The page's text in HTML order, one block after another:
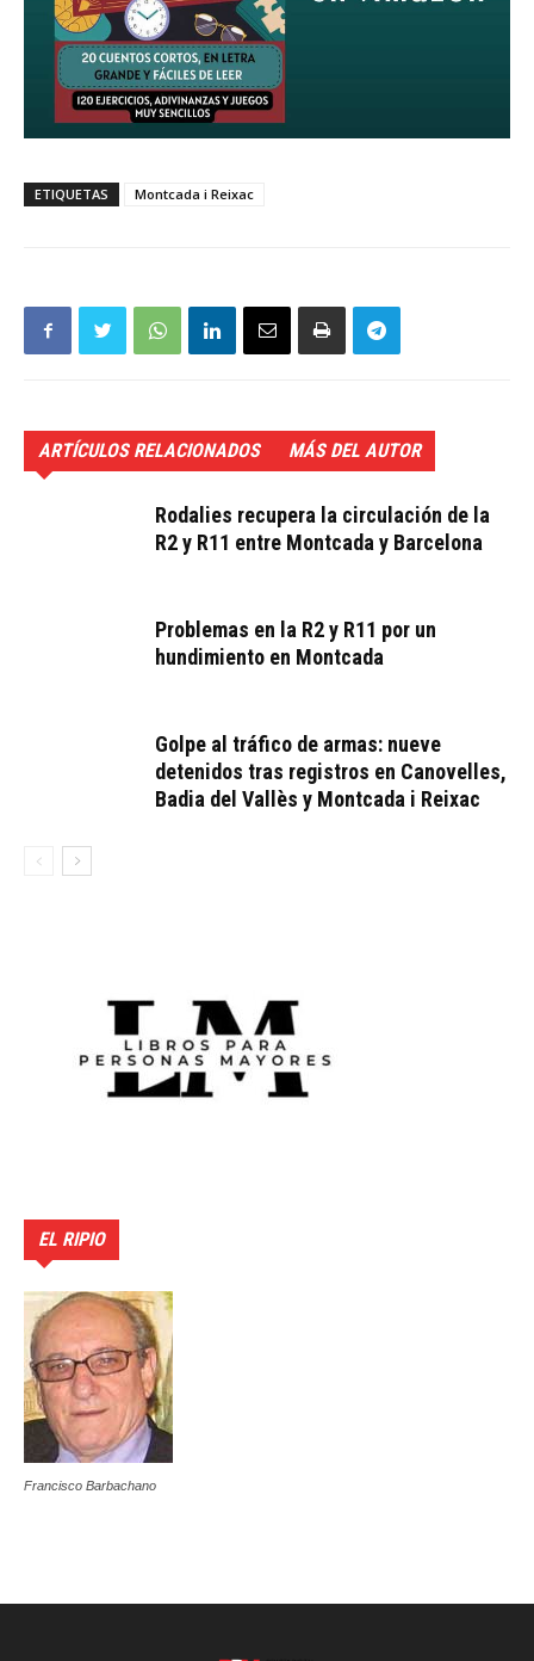
ETIQUETAS Montcada i Reixac
ARTÍCULOS RELACIONADOS MÁS DEL AUTOR
Rodalies recupera la circulación de la
R2 y R11 entre Montcada y Barcelona
Problemas en la R2 y R11 por un
hundimiento en Montcada
Golpe al tráfico de armas: nueve
detenidos tras registros en Canovelles,
Badia del Vallès y Montcada i Reixac
EL RIPIO
Francisco Barbachano